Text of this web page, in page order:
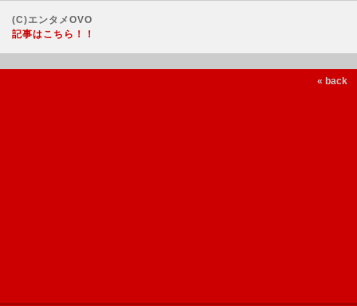
(C)エンタメOVO
記事はこちら！！
« back